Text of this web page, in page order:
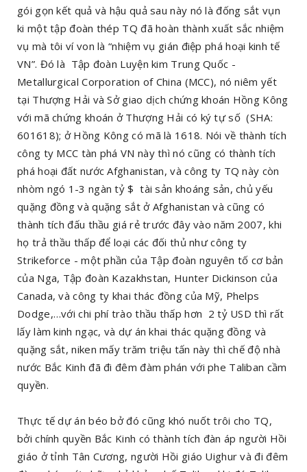
gói gọn kết quả và hậu quả sau này nó là đống sắt vụn
ki một tập đoàn thép TQ đã hoàn thành xuất sắc nhiệm
vụ mà tôi ví von là “nhiệm vụ gián điệp phá hoại kinh tế
VN”. Đó là Tập đoàn Luyện kim Trung Quốc -
Metallurgical Corporation of China (MCC), nó niêm yết
tại Thượng Hải và Sở giao dịch chứng khoán Hồng Kông
với mã chứng khoán ở Thượng Hải có ký tự số (SHA:
601618); ở Hồng Kông có mã là 1618. Nói về thành tích
công ty MCC tàn phá VN này thì nó cũng có thành tích
phá hoại đất nước Afghanistan, và công ty TQ này còn
nhòm ngó 1-3 ngàn tỷ $ tài sản khoáng sản, chủ yếu
quặng đồng và quặng sắt ở Afghanistan và cũng có
thành tích đấu thầu giá rẻ trước đây vào năm 2007, khi
họ trả thầu thấp để loại các đối thủ như công ty
Strikeforce - một phần của Tập đoàn nguyên tố cơ bản
của Nga, Tập đoàn Kazakhstan, Hunter Dickinson của
Canada, và công ty khai thác đồng của Mỹ, Phelps
Dodge,…với chi phí trào thầu thấp hơn 2 tỷ USD thì rất
lấy làm kinh ngạc, và dự án khai thác quặng đồng và
quặng sắt, niken mấy trăm triệu tấn này thì chế độ nhà
nước Bắc Kinh đã đi đêm đàm phán với phe Taliban cầm
quyền.
Thực tế dự án béo bở đó cũng khó nuốt trôi cho TQ,
bởi chính quyền Bắc Kinh có thành tích đàn áp người Hồi
giáo ở tỉnh Tân Cương, người Hồi giáo Uighur và đi đêm